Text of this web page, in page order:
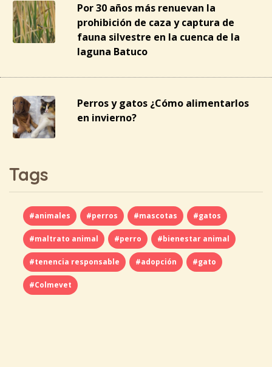
Por 30 años más renuevan la
prohibición de caza y captura de
fauna silvestre en la cuenca de la
laguna Batuco
Perros y gatos ¿Cómo alimentarlos
en invierno?
Tags
#animales #perros #mascotas #gatos
#maltrato animal #perro #bienestar animal
#tenencia responsable #adopción #gato
#Colmevet